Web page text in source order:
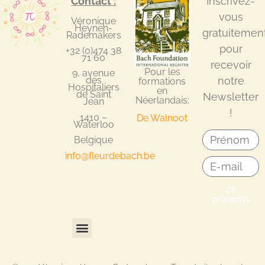
Véronique
Heynen-
Rademakers
+32 (0)474 38
71 60
9, avenue
des
Hospitaliers
de Saint
Jean
1410 –
Waterloo
Belgique
info@fleurdebach.be
Pour les
formations
en
Néerlandais:
De Walnoot
vous
pour
recevoir
notre
Newsletter
!
Je
m'inscris